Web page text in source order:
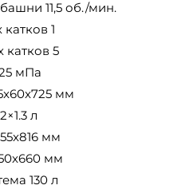
11,5 об./мин.
1
катков 5
мПа
мм
л
мм
мм
130 л